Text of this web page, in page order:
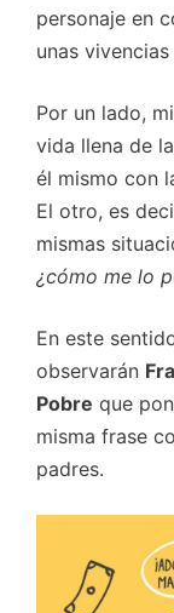
personaje en
unas
Por un lado,
vida llena de
él mismo con
El otro, es
mismas
¿cómo me lo
En este
observarán
Pobre que
misma frase
padres.